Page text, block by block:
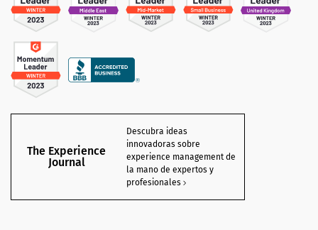
The Experience
Journal
Descubra ideas
innovadoras sobre
experience management de
la mano de expertos y
profesionales